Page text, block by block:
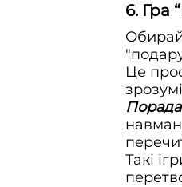
6. Гра
Це
Порада
Такі